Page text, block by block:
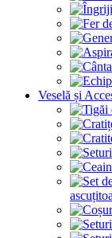
Veselă și